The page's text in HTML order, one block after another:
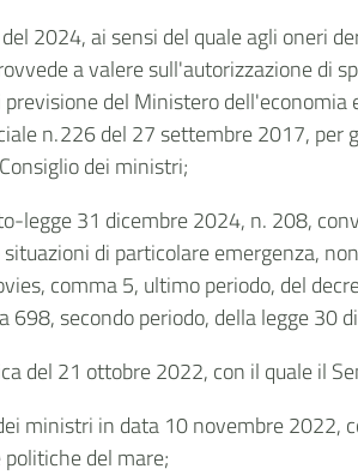
2024, ai sensi del quale agli oneri
a valere sull'autorizzazione di
del Ministero
n. 226 del 27 settembre 2017,
dei ministri;
legge 31 dicembre 2024, n. 208,
di particolare emergenza,
comma 5, ultimo periodo, del
secondo periodo, della legge 30
del 21 ottobre 2022, con il quale il
ministri in data 10 novembre
del mare;